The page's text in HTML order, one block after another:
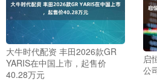
大牛时代配资 丰田2026款GR
YARIS在中国上市，起售价
40.28万元
启
公